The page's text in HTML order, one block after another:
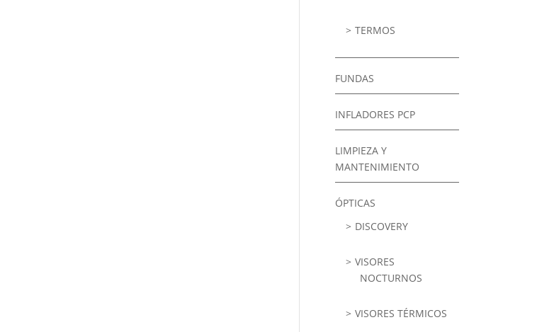
TERMOS
FUNDAS
INFLADORES PCP
LIMPIEZA Y
MANTENIMIENTO
ÓPTICAS
DISCOVERY
VISORES
NOCTURNOS
VISORES TÉRMICOS